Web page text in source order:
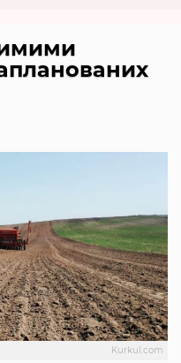
Kurkul.com